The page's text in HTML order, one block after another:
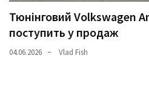
Тюнінговий Volkswagen
поступить у продаж
04.06.2026 Vlad Fish